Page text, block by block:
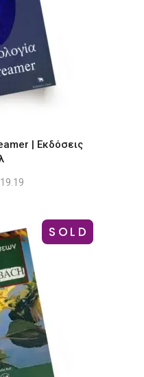
| Εκδόσεις
19.19Η
€19.19.
-13%
SOLD